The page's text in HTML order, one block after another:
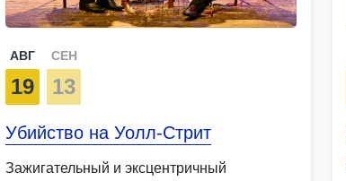
АВГ
19
СЕН
13
Убийство на Уолл-Стрит
Зажигательный и эксцентричный